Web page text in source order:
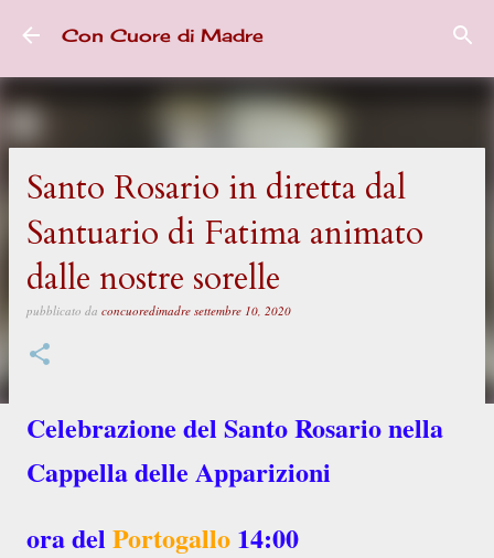
Passa ai contenuti principali
Con Cuore di Madre
Santo Rosario in diretta dal
Santuario di Fatima animato
dalle nostre sorelle
pubblicato da concuoredimadre settembre 10, 2020
Celebrazione del Santo Rosario nella
Cappella delle Apparizioni
ora del Portogallo 14:00